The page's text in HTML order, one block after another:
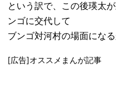
という訳で、この後瑛太
ンゴに交代して
ブンゴ対河村の場面にな
[広告]オススメまんが記事